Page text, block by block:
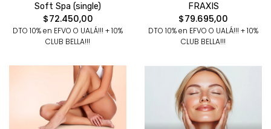
Soft Spa (single)
$72.450,00
DTO 10% en EFVO O UALÁ!!! + 10%
CLUB BELLA!!!
FRAXIS
$79.695,00
DTO 10% en EFVO O UALÁ!!! + 10%
CLUB BELLA!!!